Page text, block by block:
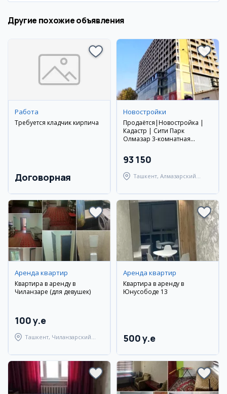
Другие похожие объявления
Работа
Требуется кладчик кирпича
Договорная
Новостройки
Продаётся|Новостройка |
Кадастр | Сити Парк
Олмазар 3-комнатная
93 150
Ташкент, Алмазарский
Аренда квартир
Квартира в аренду в
Чиланзаре (для девушек)
100 y.e
Ташкент, Чиланзарский
Аренда квартир
Квартира в аренду в
Юнусободе 13
500 y.e